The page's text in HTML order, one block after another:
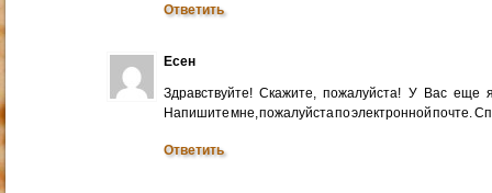
Ответить
Есен
Здравствуйте! Скажите, пожалуйста! У Вас еще
Напишите мне, пожалуйста по электронной почте.
Ответить